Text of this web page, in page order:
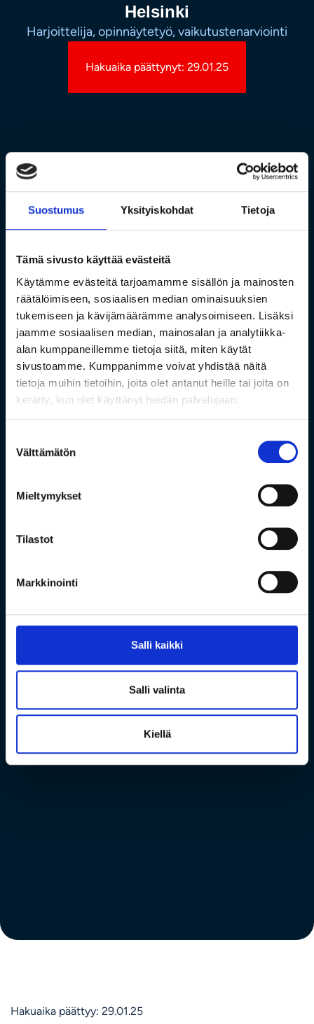
Suostumus Yksityiskohdat Tietoja
Tämä sivusto käyttää evästeitä
Käytämme evästeitä tarjoamamme sisällön ja mainosten
räätälöimiseen, sosiaalisen median ominaisuuksien
tukemiseen ja kävijämäärämme analysoimiseen. Lisäksi
jaamme sosiaalisen median, mainosalan ja analytiikka-
alan kumppaneillemme tietoja siitä, miten käytät
sivustoamme. Kumppanimme voivat yhdistää näitä
tietoja muihin tietoihin, joita olet antanut heille tai joita on
kerätty, kun olet käyttänyt heidän palvelujaan.
valinta
Välttämätön
Mieltymykset
Tilastot
Markkinointi
Salli kaikki
Salli valinta
Kiellä
Helsinki
Harjoittelija, opinnäytetyö, vaikutustenarviointi
Hakuaika päättynyt: 29.01.25
Hakuaika päättyy: 29.01.25